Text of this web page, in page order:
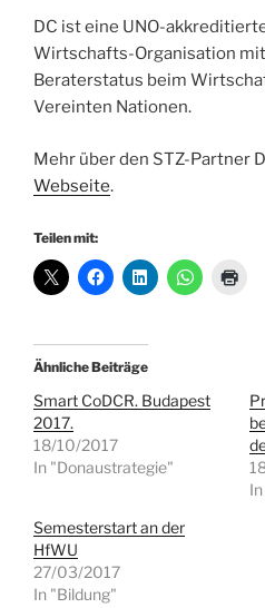
DC ist eine UNO-
Wirtschafts-Organisation
Beraterstatus beim
Vereinten Nationen.
Mehr über den STZ-Partner
Webseite.
Teilen mit:
Ähnliche Beiträge
Smart CoDCR. Budapest
2017.
18/10/2017
In "Donaustrategie"
Semesterstart an der
HfWU
27/03/2017
In "Bildung"